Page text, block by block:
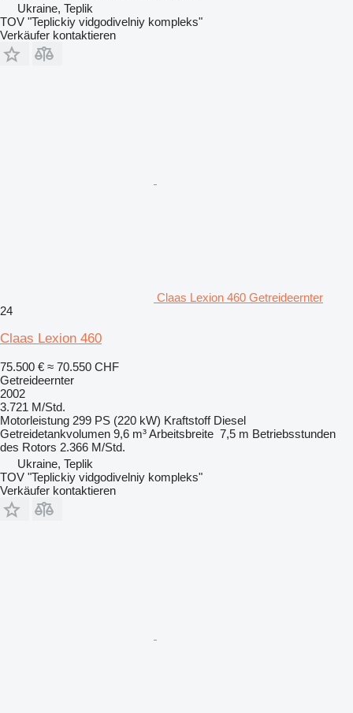
Ukraine, Teplik
TOV "Teplickiy vidgodivelniy kompleks"
Verkäufer kontaktieren
Claas Lexion 460 Getreideernter
24
Claas Lexion 460
75.500 € ≈ 70.550 CHF
Getreideernter
2002
3.721 M/Std.
Motorleistung 299 PS (220 kW) Kraftstoff Diesel
Getreidetankvolumen 9,6 m³Arbeitsbreite 7,5 m Betriebsstunden
des Rotors 2.366 M/Std.
Ukraine, Teplik
TOV "Teplickiy vidgodivelniy kompleks"
Verkäufer kontaktieren